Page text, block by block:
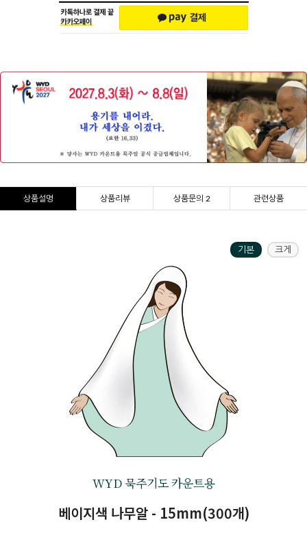
상품설명 상품리뷰 상품문의 2 관련상품
기본 크게
WYD 묵주기도 카운트용
베이지색 나무알 - 15mm(300개)